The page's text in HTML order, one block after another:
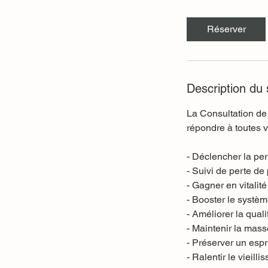
Réserver
Description du
La Consultation
répondre à toutes
- Déclencher la
- Suivi de perte de
- Gagner en vitalité
- Booster le
- Améliorer la
- Maintenir la
- Préserver un
- Ralentir le